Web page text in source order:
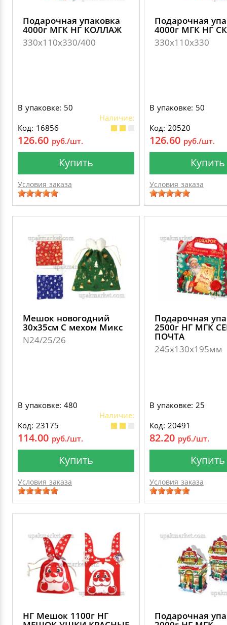
Подарочная упаковка
4000г МГК НГ КОЛЛАЖ
330х110х330/400
В упаковке: 50
Наличие:
Код: 16856
126.60 руб./шт.
Купить
Условия заказа
Подарочная
4000г МГК НГ
330х110х330
В упаковке: 50
Код: 20520
126.60 руб./шт.
Купить
Условия заказа
Мешок новогодний
30х35см С мехом Микс
N24/25/26
В упаковке: 480
Наличие:
Код: 23175
114.00 руб./шт.
Купить
Условия заказа
Подарочная
2500г НГ МГК
ПОЧТА
245х130х195мм
В упаковке: 25
Код: 20491
82.20 руб./шт.
Купить
Условия заказа
НГ Мешок 1100г НГ Подарочная